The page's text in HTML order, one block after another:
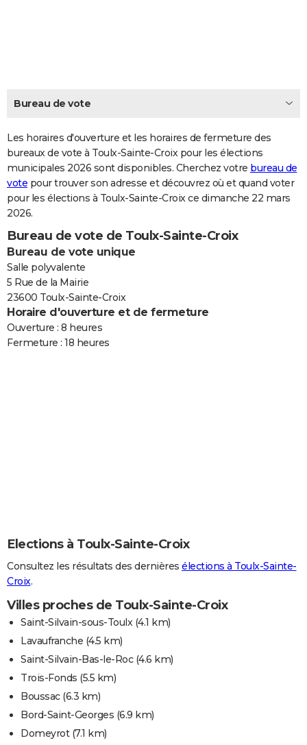
CARTE DE VOEUX
Dictionnaire
Biographies
Citations
Expressions
Proverbes
PROGRAMME TV
COPAINS D'AVANT
S'inscrire
Se connecter
Lycées
Collèges
Primaires
Universités
Entreprises
Service militaire
Avis de recherche
AVIS DE DÉCÈS
FORUM
Bricolage
Lifestyle
Culture
Sport
Auto
Television
Voyage
Cinema
Bureau de vote
Les horaires d'ouverture et les horaires de fermeture des
bureaux de vote à Toulx-Sainte-Croix pour les élections
municipales 2026 sont disponibles. Cherchez votre bureau de
vote pour trouver son adresse et découvrez où et quand voter
pour les élections à Toulx-Sainte-Croix ce dimanche 22 mars
2026.
Bureau de vote de Toulx-Sainte-Croix
Bureau de vote unique
Salle polyvalente
5 Rue de la Mairie
23600 Toulx-Sainte-Croix
Horaire d'ouverture et de fermeture
Ouverture : 8 heures
Fermeture : 18 heures
Elections à Toulx-Sainte-Croix
Consultez les résultats des dernières élections à Toulx-Sainte-
Croix.
Villes proches de Toulx-Sainte-Croix
Saint-Silvain-sous-Toulx(4.1 km)
Lavaufranche (4.5 km)
Saint-Silvain-Bas-le-Roc(4.6 km)
Trois-Fonds (5.5 km)
Boussac(6.3 km)
Bord-Saint-Georges (6.9 km)
Domeyrot(7.1 km)